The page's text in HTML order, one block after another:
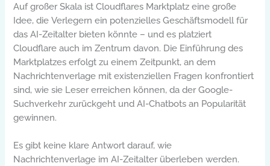
Auf großer Skala ist Cloudflares Marktplatz eine große
Idee, die Verlegern ein potenzielles Geschäftsmodell für
das AI-Zeitalter bieten könnte – und es platziert
Cloudflare auch im Zentrum davon. Die Einführung des
Marktplatzes erfolgt zu einem Zeitpunkt, an dem
Nachrichtenverlage mit existenziellen Fragen konfrontiert
sind, wie sie Leser erreichen können, da der Google-
Suchverkehr zurückgeht und AI-Chatbots an Popularität
gewinnen.
Es gibt keine klare Antwort darauf, wie
Nachrichtenverlage im AI-Zeitalter überleben werden.